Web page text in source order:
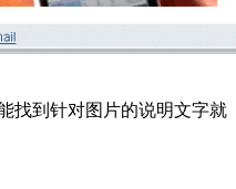
找到针对图片的说明文字就